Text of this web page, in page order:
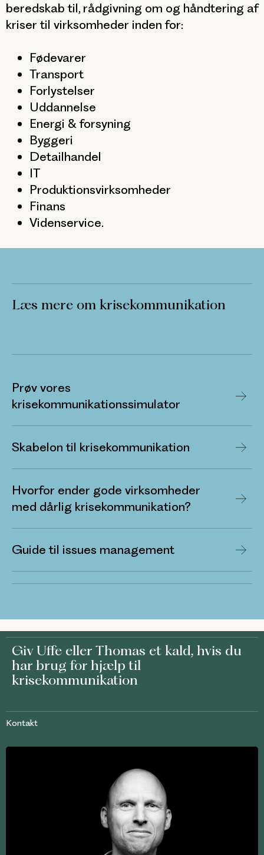
beredskab til, rådgivning om og håndtering af
kriser til virksomheder inden for:
Fødevarer
Transport
Forlystelser
Uddannelse
Energi & forsyning
Byggeri
Detailhandel
IT
Produktionsvirksomheder
Finans
Videnservice.
Læs mere om krisekommunikation
Prøv vores
krisekommunikationssimulator
Skabelon til krisekommunikation
Hvorfor ender gode virksomheder
med dårlig krisekommunikation?
Guide til issues management
Giv Uffe eller Thomas et kald, hvis du
har brug for hjælp til
krisekommunikation
Kontakt